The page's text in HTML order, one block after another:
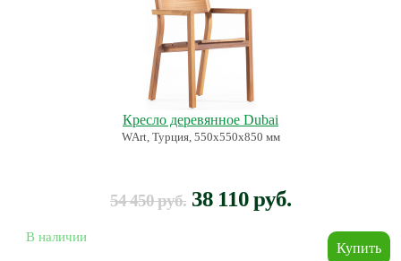
Кресло деревянное Dubai
WArt, Турция, 550х550х850 мм
54 450 руб. 38 110 руб.
В наличии